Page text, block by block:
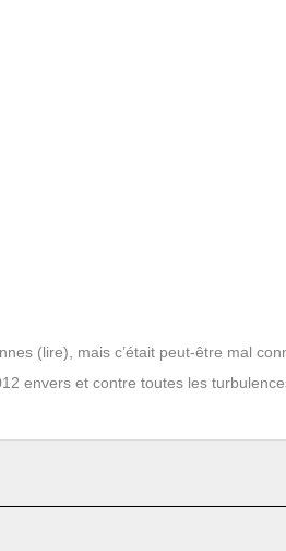
(lire), mais c’était peut-être mal
envers et contre toutes les